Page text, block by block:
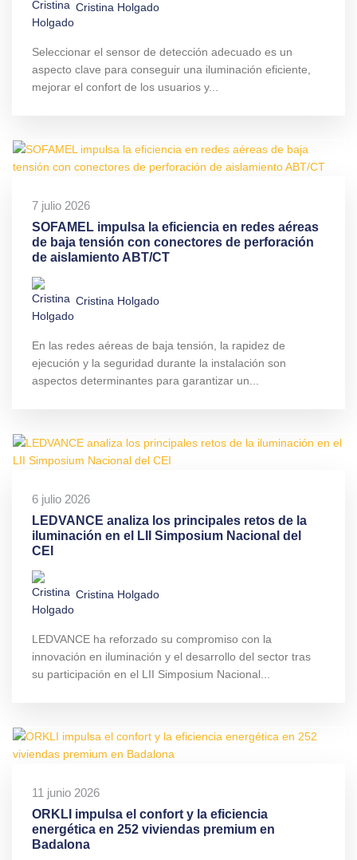
Cristina Holgado
Seleccionar el sensor de detección adecuado es un
aspecto clave para conseguir una iluminación eficiente,
mejorar el confort de los usuarios y...
7 julio 2026
SOFAMEL impulsa la eficiencia en redes aéreas
de baja tensión con conectores de perforación
de aislamiento ABT/CT
Cristina Holgado
En las redes aéreas de baja tensión, la rapidez de
ejecución y la seguridad durante la instalación son
aspectos determinantes para garantizar un...
6 julio 2026
LEDVANCE analiza los principales retos de la
iluminación en el LII Simposium Nacional del
CEI
Cristina Holgado
LEDVANCE ha reforzado su compromiso con la
innovación en iluminación y el desarrollo del sector tras
su participación en el LII Simposium Nacional...
11 junio 2026
ORKLI impulsa el confort y la eficiencia
energética en 252 viviendas premium en
Badalona